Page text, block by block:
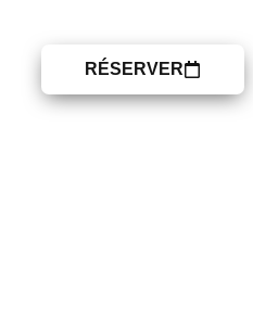
RÉSERVER